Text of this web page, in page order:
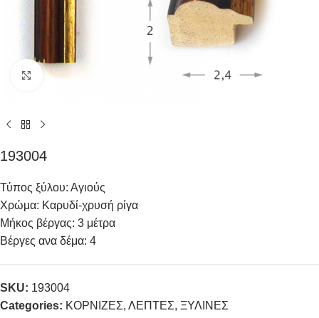
Click to enlarge
193004
Τύπος ξύλου: Αγιούς
Χρώμα: Kαρυδί-χρυσή ρίγα
Μήκος βέργας: 3 μέτρα
Βέργες ανα δέμα: 4
SKU: 193004
Categories: ΚΟΡΝΙΖΕΣ, ΛΕΠΤΕΣ, ΞΥΛΙΝΕΣ